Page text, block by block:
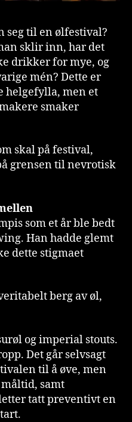
seg til en ølfestival?
sklir inn, har det
drikker for mye, og
mén? Dette er
helgefylla, men et
smaker
skal på festival,
grensen til nevrotisk
som et år ble bedt
Han hadde glemt
dette stigmaet
berg av øl,
og imperial stouts.
Det går selvsagt
til å øve, men
samt
tatt preventivt en